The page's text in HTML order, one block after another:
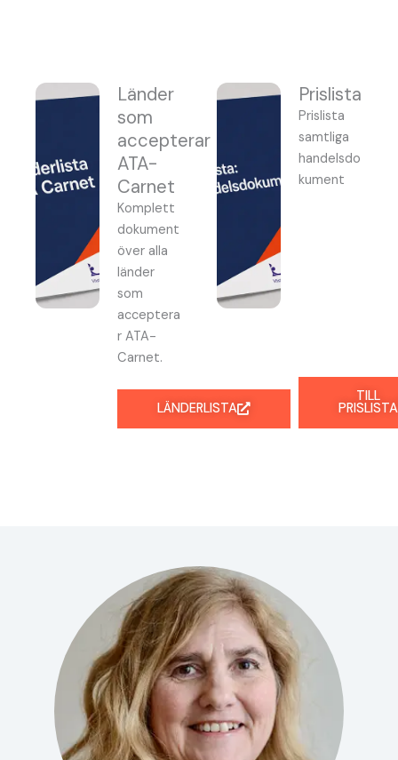
Länder
som
accepterar
ATA-
Carnet
Komplett
dokument
över alla
länder
som
acceptera
r ATA-
Carnet.
LÄNDERLISTA
Prislista
Prislista
samtliga
handelsdo
kument
TILL
PRISLISTA